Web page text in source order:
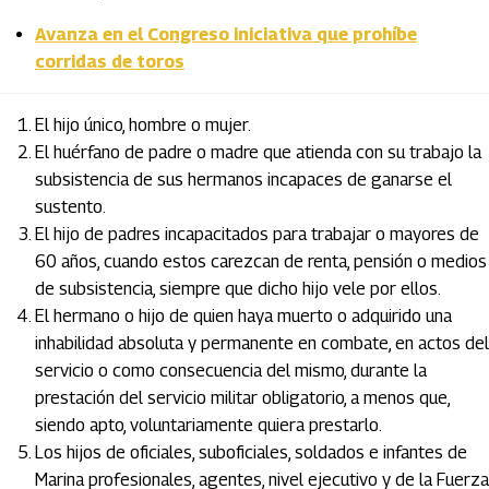
Avanza en el Congreso iniciativa que prohíbe
corridas de toros
El hijo único, hombre o mujer.
El huérfano de padre o madre que atienda con su trabajo la
subsistencia de sus hermanos incapaces de ganarse el
sustento.
El hijo de padres incapacitados para trabajar o mayores de
60 años, cuando estos carezcan de renta, pensión o medios
de subsistencia, siempre que dicho hijo vele por ellos.
El hermano o hijo de quien haya muerto o adquirido una
inhabilidad absoluta y permanente en combate, en actos del
servicio o como consecuencia del mismo, durante la
prestación del servicio militar obligatorio, a menos que,
siendo apto, voluntariamente quiera prestarlo.
Los hijos de oficiales, suboficiales, soldados e infantes de
Marina profesionales, agentes, nivel ejecutivo y de la Fuerza